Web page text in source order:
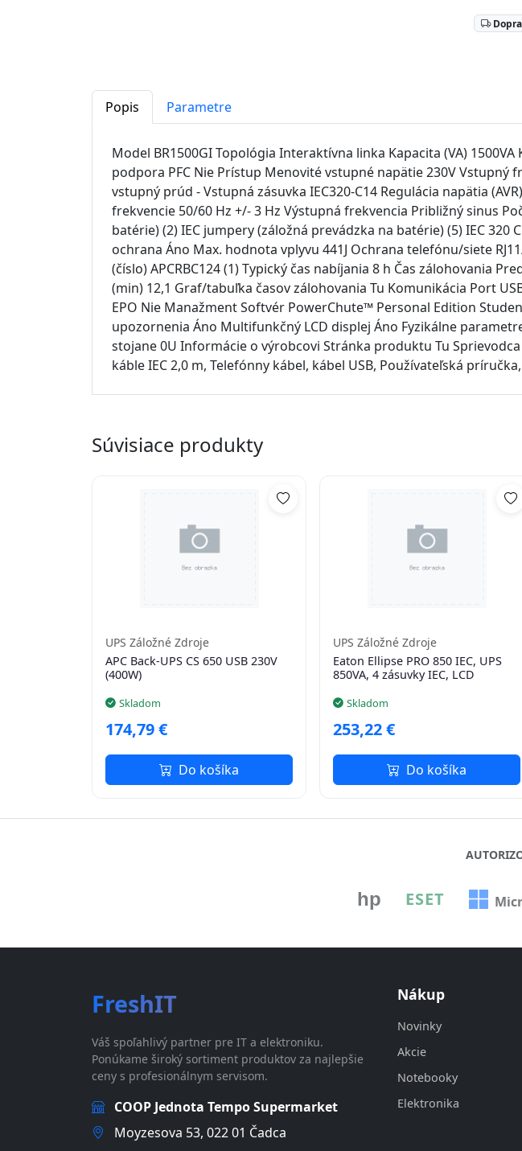
Popis Parametre
Model BR1500GI Topológia Interaktívna linka Kapacita (VA)
podpora PFC Nie Prístup Menovité vstupné napätie 230V
vstupný prúd - Vstupná zásuvka IEC320-C14 Regulácia napätia
frekvencie 50/60 Hz +/- 3 Hz Výstupná frekvencia Približný sinus
batérie) (2) IEC jumpery (záložná prevádzka na batérie) (5) IEC
ochrana Áno Max. hodnota vplyvu 441J Ochrana telefónu/siete
(číslo) APCRBC124 (1) Typický čas nabíjania 8 h Čas zálohovania
(min) 12,1 Graf/tabuľka časov zálohovania Tu Komunikácia Port
EPO Nie Manažment Softvér PowerChute™ Personal Edition
upozornenia Áno Multifunkčný LCD displej Áno Fyzikálne
stojane 0U Informácie o výrobcovi Stránka produktu Tu
káble IEC 2,0 m, Telefónny kábel, kábel USB, Používateľská
Súvisiace produkty
UPS Záložné Zdroje
APC Back-UPS CS 650 USB 230V
(400W)
Skladom
174,79 €
Do košíka
UPS Záložné Zdroje
Eaton Ellipse PRO 850 IEC, UPS
850VA, 4 zásuvky IEC, LCD
Skladom
253,22 €
Do košíka
hp ESET
FreshIT
Váš spoľahlivý partner pre IT a elektroniku.
Ponúkame široký sortiment produktov za najlepšie
ceny s profesionálnym servisom.
COOP Jednota Tempo Supermarket
Moyzesova 53, 022 01 Čadca
Nákup
Novinky
Akcie
Notebooky
Elektronika